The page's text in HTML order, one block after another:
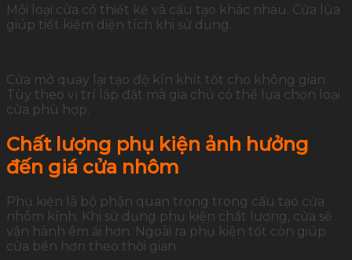
Mỗi loại cửa có thiết kế và cấu tạo khác nhau. Cửa lùa
giúp tiết kiệm diện tích khi sử dụng.
Cửa mở quay lại tạo độ kín khít tốt cho không gian.
Tùy theo vị trí lắp đặt mà gia chủ có thể lựa chọn loại
cửa phù hợp.
Chất lượng phụ kiện ảnh hưởng
đến giá cửa nhôm
Phụ kiện là bộ phận quan trọng trong cấu tạo cửa
nhôm kính. Khi sử dụng phụ kiện chất lượng, cửa sẽ
vận hành êm ái hơn. Ngoài ra phụ kiện tốt còn giúp
cửa bền hơn theo thời gian.